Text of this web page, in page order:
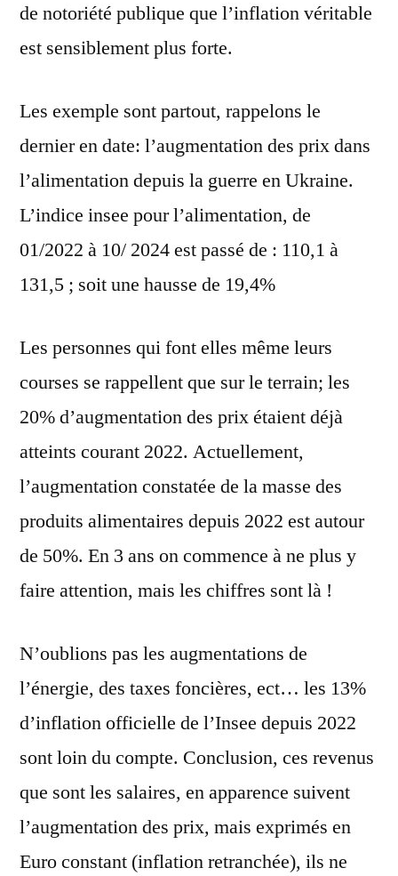
de notoriété publique que l’inflation véritable
est sensiblement plus forte.
Les exemple sont partout, rappelons le
dernier en date: l’augmentation des prix dans
l’alimentation depuis la guerre en Ukraine.
L’indice insee pour l’alimentation, de
01/2022 à 10/ 2024 est passé de : 110,1 à
131,5 ; soit une hausse de 19,4%
Les personnes qui font elles même leurs
courses se rappellent que sur le terrain; les
20% d’augmentation des prix étaient déjà
atteints courant 2022. Actuellement,
l’augmentation constatée de la masse des
produits alimentaires depuis 2022 est autour
de 50%. En 3 ans on commence à ne plus y
faire attention, mais les chiffres sont là !
N’oublions pas les augmentations de
l’énergie, des taxes foncières, ect… les 13%
d’inflation officielle de l’Insee depuis 2022
sont loin du compte. Conclusion, ces revenus
que sont les salaires, en apparence suivent
l’augmentation des prix, mais exprimés en
Euro constant (inflation retranchée), ils ne